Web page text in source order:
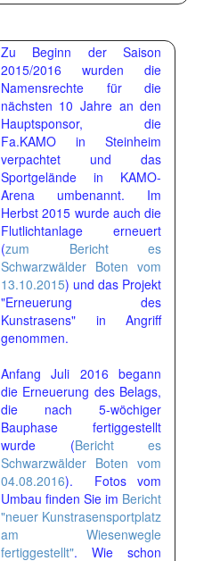
Zu Beginn der Saison
2015/2016 wurden die
Namensrechte für die
nächsten 10 Jahre an den
Hauptsponsor, die
Fa.KAMO in Steinheim
verpachtet und das
Sportgelände in KAMO-
Arena umbenannt. Im
Herbst 2015 wurde auch die
Flutlichtanlage erneuert
(zum Bericht es
Schwarzwälder Boten vom
13.10.2015) und das Projekt
"Erneuerung des
Kunstrasens" in Angriff
genommen.
Anfang Juli 2016 begann
die Erneuerung des Belags,
die nach 5-wöchiger
Bauphase fertiggestellt
wurde (Bericht es
Schwarzwälder Boten vom
04.08.2016). Fotos vom
Umbau finden Sie im Bericht
"neuer Kunstrasensportplatz
am Wiesenwegle
fertiggestellt". Wie schon